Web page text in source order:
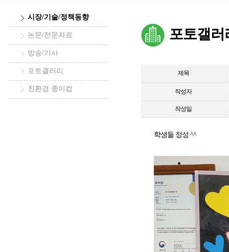
시장/기술/정책동향
논문/전문자료
방송/기사
포토갤러리
친환경 종이컵
포토갤러
제목
작성자
작성일
학생들 정성 ^^